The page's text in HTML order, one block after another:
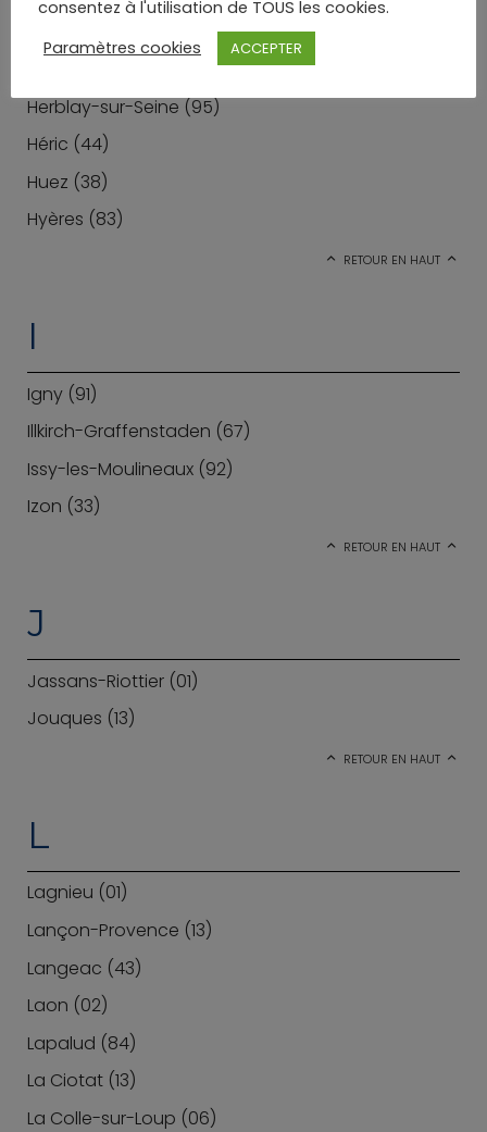
Herblay-sur-Seine (95)
Héric (44)
Huez (38)
Hyères (83)
RETOUR EN HAUT
I
Igny (91)
Illkirch-Graffenstaden (67)
Issy-les-Moulineaux (92)
Izon (33)
RETOUR EN HAUT
J
Jassans-Riottier (01)
Jouques (13)
RETOUR EN HAUT
L
Lagnieu (01)
Lançon-Provence (13)
Langeac (43)
Laon (02)
Lapalud (84)
La Ciotat (13)
La Colle-sur-Loup (06)
consentez à l'utilisation de TOUS les cookies.
Paramètres cookies
ACCEPTER